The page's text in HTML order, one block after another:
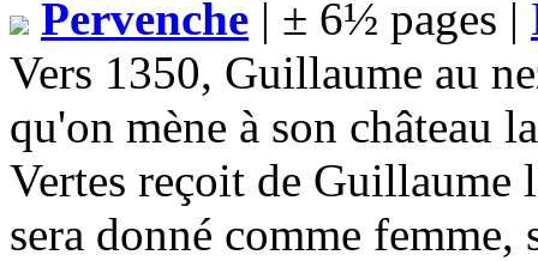
Pervenche | ± 6½ pages |
Vers 1350, Guillaume au
qu'on mène à son château
Vertes reçoit de Guillaume
sera donné comme